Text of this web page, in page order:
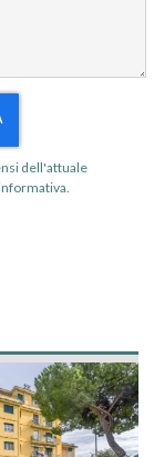
dell'attuale